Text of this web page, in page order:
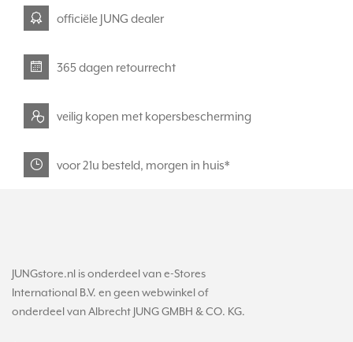
officiële JUNG dealer
365 dagen retourrecht
veilig kopen met kopersbescherming
voor 21u besteld, morgen in huis*
JUNGstore.nl is onderdeel van e-Stores
International B.V. en geen webwinkel of
onderdeel van Albrecht JUNG GMBH & CO. KG.